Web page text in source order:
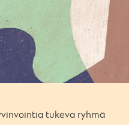
tukeva ryhmä